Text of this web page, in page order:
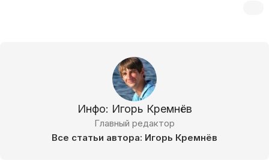
Инфо: Игорь Кремнёв
Главный редактор
Все статьи автора: Игорь Кремнёв